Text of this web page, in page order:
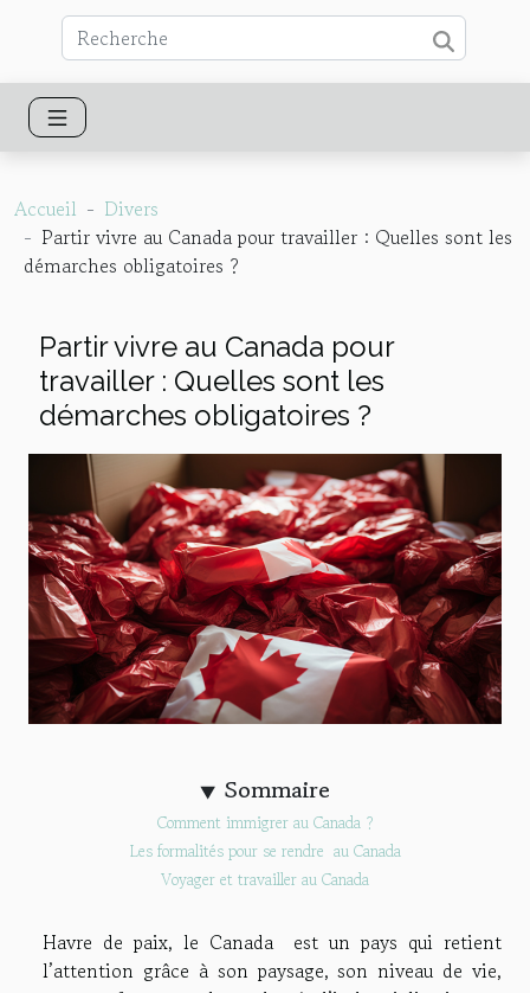
Accueil
Divers
Partir vivre au Canada pour travailler : Quelles sont les
démarches obligatoires ?
Partir vivre au Canada pour
travailler : Quelles sont les
démarches obligatoires ?
Sommaire
Comment immigrer au Canada ?
Les formalités pour se rendre au Canada
Voyager et travailler au Canada
Havre de paix, le Canada est un pays qui retient
l’attention grâce à son paysage, son niveau de vie,